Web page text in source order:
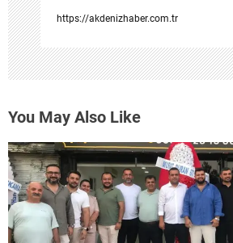
https://akdenizhaber.com.tr
You May Also Like